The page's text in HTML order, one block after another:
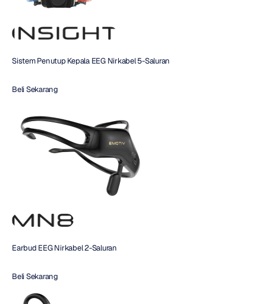
Sistem Penutup Kepala EEG Nirkabel 5-Saluran
Beli Sekarang
Earbud EEG Nirkabel 2-Saluran
Beli Sekarang